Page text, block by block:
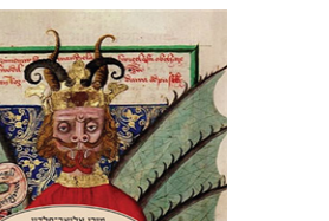
מירי אליאב-פלדון